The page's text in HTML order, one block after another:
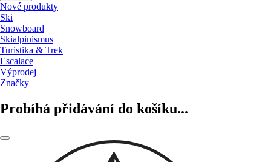
Nové produkty
Ski
Snowboard
Skialpinismus
Turistika & Trek
Escalace
Výprodej
Značky
Probíhá přidávání do košíku...